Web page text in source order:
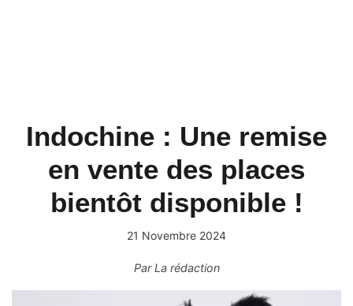
Indochine : Une remise
en vente des places
bientôt disponible !
21 Novembre 2024
ParLa rédaction